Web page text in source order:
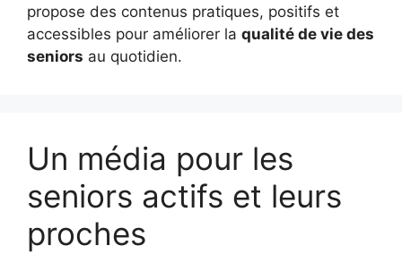
propose des contenus pratiques, positifs et
accessibles pour améliorer la qualité de vie des
seniors au quotidien.
Un média pour les
seniors actifs et leurs
proches